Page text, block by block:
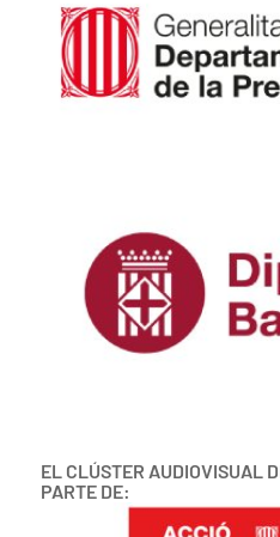
EL CLÚSTER AUDIOVISUAL
PARTE DE: